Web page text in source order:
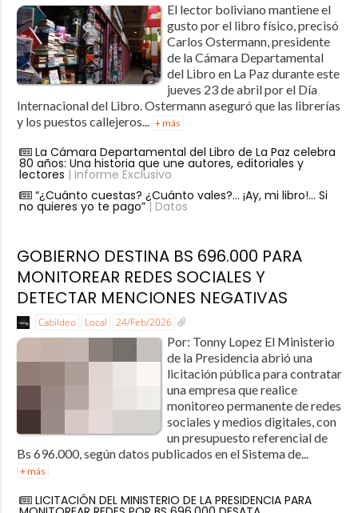
El lector boliviano mantiene el
gusto por el libro físico, precisó
Carlos Ostermann, presidente
de la Cámara Departamental
del Libro en La Paz durante este
jueves 23 de abril por el Día
Internacional del Libro. Ostermann aseguró que las librerías
y los puestos callejeros... + más
La Cámara Departamental del Libro de La Paz celebra
80 años: Una historia que une autores, editoriales y
lectores | Informe Exclusivo
“¿Cuánto cuestas? ¿Cuánto vales?… ¡Ay, mi libro!… Si
no quieres yo te pago”| Datos
GOBIERNO DESTINA BS 696.000 PARA
MONITOREAR REDES SOCIALES Y
DETECTAR MENCIONES NEGATIVAS
Cabildeo Local 24/Feb/2026
Por: Tonny Lopez El Ministerio
de la Presidencia abrió una
licitación pública para contratar
una empresa que realice
monitoreo permanente de redes
sociales y medios digitales, con
un presupuesto referencial de
Bs 696.000, según datos publicados en el Sistema de...
+ más
LICITACIÓN DEL MINISTERIO DE LA PRESIDENCIA PARA